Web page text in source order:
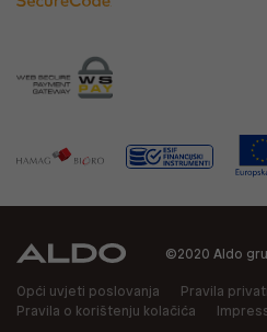
©2020 Aldo
Opći uvjeti poslovanja
Pravila
Pravila o korištenju kolačića